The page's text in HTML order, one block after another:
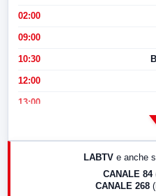
02:00
09:00
10:30
12:00
13:00
LABTV e anche
CANALE 84
CANALE 268